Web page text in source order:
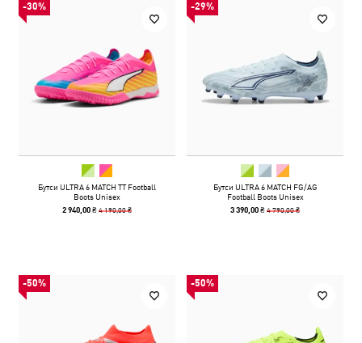
-30%
Бутси ULTRA 6 MATCH TT Football
Boots Unisex
2 940,00 ₴4 190,00 ₴
-29%
Бутси ULTRA 6 MATCH FG/AG
Football Boots Unisex
3 390,00 ₴4 790,00 ₴
-50% -50%